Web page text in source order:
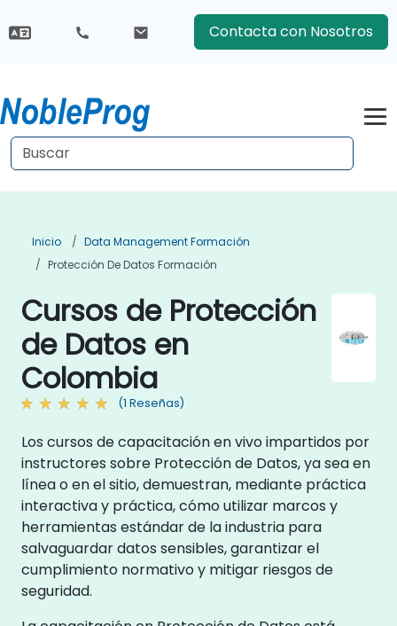
Contacta con Nosotros
Inicio
Data Management Formación
Protección De Datos Formación
Cursos de Protección
de Datos en
Colombia
(1 Reseñas)
Los cursos de capacitación en vivo impartidos por
instructores sobre Protección de Datos, ya sea en
línea o en el sitio, demuestran, mediante práctica
interactiva y práctica, cómo utilizar marcos y
herramientas estándar de la industria para
salvaguardar datos sensibles, garantizar el
cumplimiento normativo y mitigar riesgos de
seguridad.